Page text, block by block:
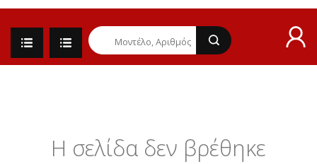
Η σελίδα δεν βρέθηκε